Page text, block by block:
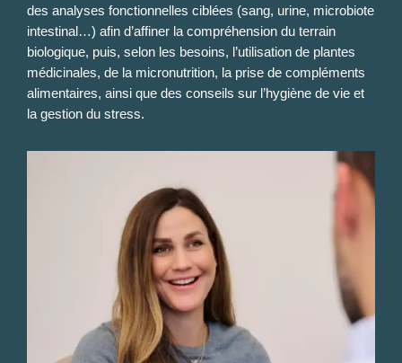
des analyses fonctionnelles ciblées (sang, urine, microbiote
intestinal…) afin d’affiner la compréhension du terrain
biologique, puis, selon les besoins, l’utilisation de plantes
médicinales, de la micronutrition, la prise de compléments
alimentaires, ainsi que des conseils sur l’hygiène de vie et
la gestion du stress.